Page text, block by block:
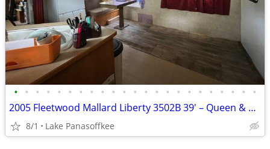
• • • • • • • • • • • • • • • • • • • • • • •
2005 Fleetwood Mallard Liberty 3502B 39' – Queen & Bunkhouse
8/1 Lake Panasoffkee